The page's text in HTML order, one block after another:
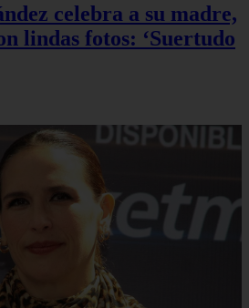
celebra a su madre,
lindas fotos: ‘Suertudo